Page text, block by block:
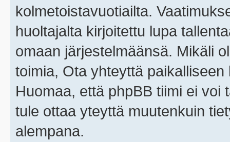
kolmetoistavuotiailta.
huoltajalta kirjoitettu lupa
omaan järjestelmäänsä. Mikäli
toimia, Ota yhteyttä
Huomaa, että phpBB tiimi ei voi
tule ottaa yteyttä muutenkuin
alempana.